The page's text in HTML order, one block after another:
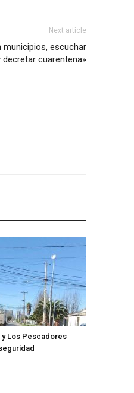
Next article
municipios, escuchar
cuarentena»
y Los Pescadores